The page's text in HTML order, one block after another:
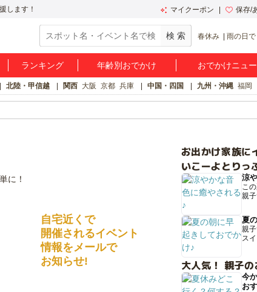
します！ マイクーポン 保存/
春休み 雨の日で
ランキング 年齢別おでかけ おでかけニュ
北陸・甲信越 関西 大阪 京都 兵庫 中国・四国 九州・沖縄 福岡
自宅近くで
開催されるイベント
情報をメールで
お知らせ!
お出かけ家族に
いこーよとりっ
涼
こ
親
夏
親
ス
大人気！ 親子
今
お